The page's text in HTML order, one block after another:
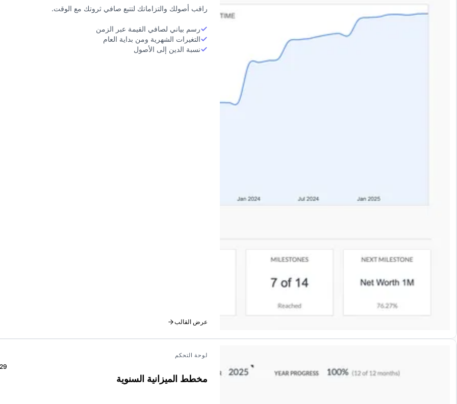
راقب أصولك والتزاماتك لتتبع صافي ثروتك مع الوقت.
رسم بياني لصافي القيمة عبر الزمن
التغيرات الشهرية ومن بداية العام
نسبة الدين إلى الأصول
عرض القالب
لوحة التحكم
مخطط الميزانية السنوية